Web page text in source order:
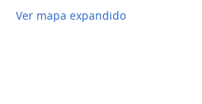
Ver mapa expandido